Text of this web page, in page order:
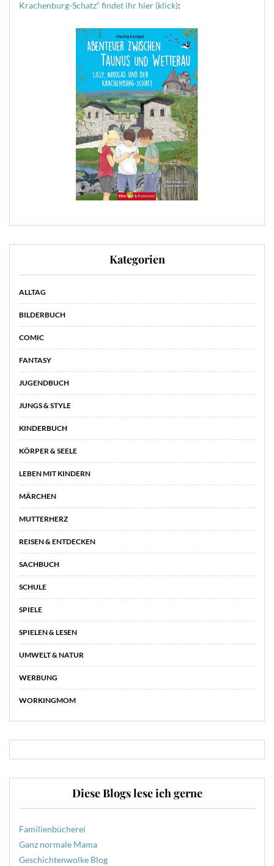
Krachenburg-Schatz“ findet ihr hier (klick):
Kategorien
ALLTAG
BILDERBUCH
COMIC
FANTASY
JUGENDBUCH
JUNGS & STYLE
KINDERBUCH
KÖRPER & SEELE
LEBEN MIT KINDERN
MÄRCHEN
MUTTERHERZ
REISEN & ENTDECKEN
SACHBUCH
SCHULE
SPIELE
SPIELEN & LESEN
UMWELT & NATUR
WERBUNG
WORKINGMOM
Diese Blogs lese ich gerne
Familienbücherei
Ganz normale Mama
Geschichtenwolke Blog